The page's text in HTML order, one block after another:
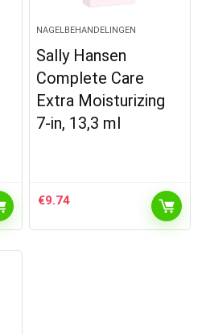
NAGELBEHANDELINGEN
Sally Hansen
Complete Care
Extra Moisturizing
7-in, 13,3 ml
€9.74